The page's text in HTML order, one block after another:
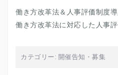
働き方改革法＆人事評価制度
働き方改革法に対応した人事
カテゴリー: 開催告知・募集